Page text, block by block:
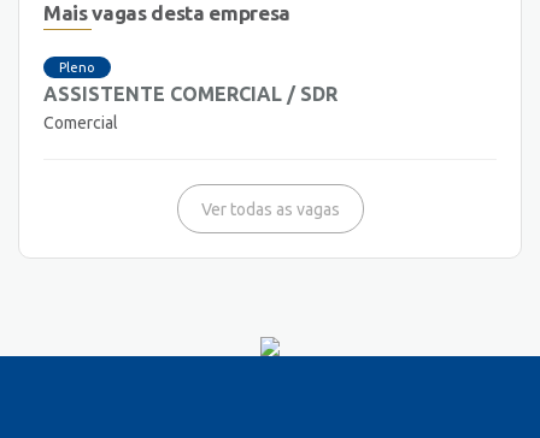
Mais vagas desta empresa
Pleno
ASSISTENTE COMERCIAL / SDR
Comercial
Ver todas as vagas